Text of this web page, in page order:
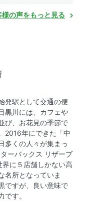
様の声をもっと見る
発駅として交通の便
黒川には、カフェや
び、お花見の季節で
2016年にできた「中
多くの人々が集まっ
ーバックス リザーブ
に５店舗しかない高
名所となっていま
ですが、良い意味で
す。